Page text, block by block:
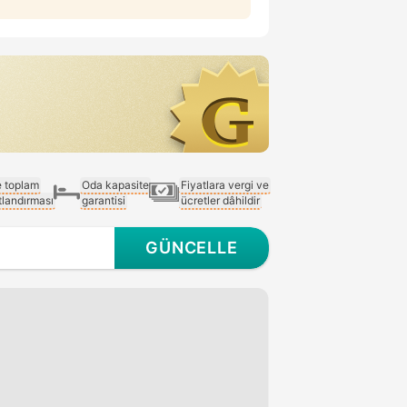
toplam
Oda kapasite
garantisi
Fiyatlara vergi ve
ücretler dâhildir
GÜNCELLE